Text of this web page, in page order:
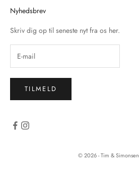
Nyhedsbrev
Skriv dig op til seneste nyt fra os her.
TILMELD
© 2026 - Tim & Simonsen